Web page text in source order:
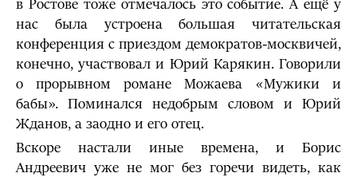
в Ростове тоже отмечалось это событие. А ещё у
нас была устроена большая читательская
конференция с приездом демократов-москвичей,
конечно, участвовал и Юрий Карякин. Говорили
о прорывном романе Можаева «Мужики и
бабы». Поминался недобрым словом и Юрий
Жданов, а заодно и его отец.
Вскоре настали иные времена, и Борис
Андреевич уже не мог без горечи видеть, как